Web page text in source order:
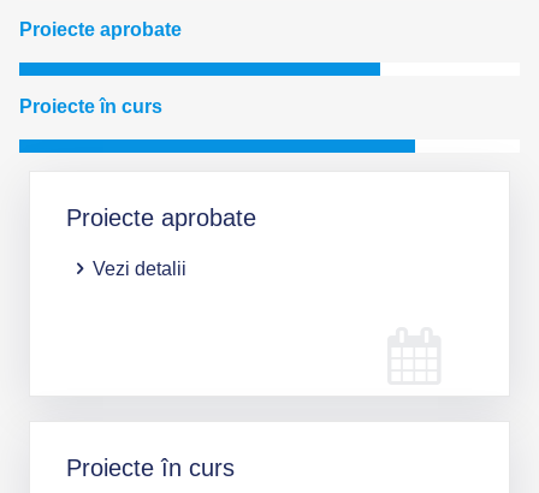
Proiecte aprobate
Proiecte în curs
Proiecte aprobate
Vezi detalii
Proiecte în curs